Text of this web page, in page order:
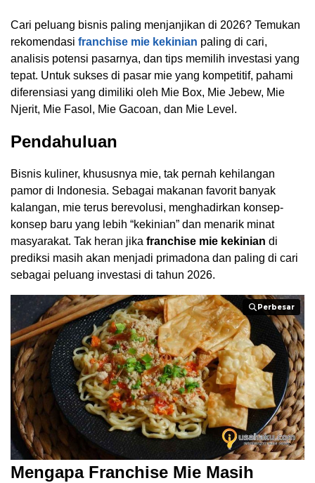
Cari peluang bisnis paling menjanjikan di 2026? Temukan
rekomendasi franchise mie kekinian paling di cari,
analisis potensi pasarnya, dan tips memilih investasi yang
tepat. Untuk sukses di pasar mie yang kompetitif, pahami
diferensiasi yang dimiliki oleh Mie Box, Mie Jebew, Mie
Njerit, Mie Fasol, Mie Gacoan, dan Mie Level.
Pendahuluan
Bisnis kuliner, khususnya mie, tak pernah kehilangan
pamor di Indonesia. Sebagai makanan favorit banyak
kalangan, mie terus berevolusi, menghadirkan konsep-
konsep baru yang lebih “kekinian” dan menarik minat
masyarakat. Tak heran jika franchise mie kekinian di
prediksi masih akan menjadi primadona dan paling di cari
sebagai peluang investasi di tahun 2026.
Perbesar
Perbesar
Mengapa Franchise Mie Masih